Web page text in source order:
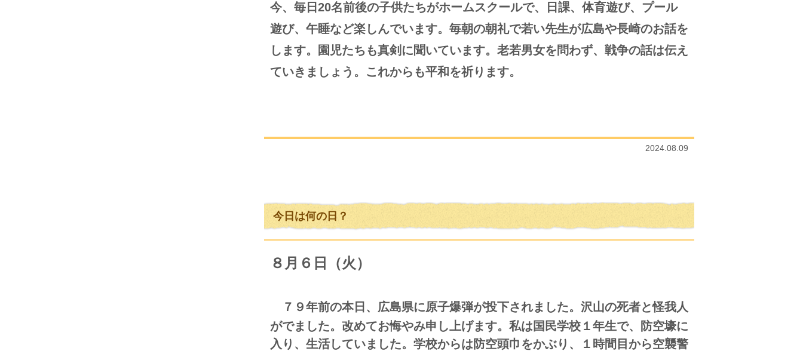
今、毎日20名前後の子供たちがホームスクールで、日課、体育遊び、プール
遊び、午睡など楽しんでいます。毎朝の朝礼で若い先生が広島や長崎のお話を
します。園児たちも真剣に聞いています。老若男女を問わず、戦争の話は伝え
ていきましょう。これからも平和を祈ります。
2024.08.09
今日は何の日？
８月６日（火）
７９年前の本日、 広島県に原子爆弾が投下されました。沢山の死者と怪我人
がでました。改めてお悔やみ申し上げます。私は国民学校１年生で、防空壕に
入り、生活していました。学校からは防空頭巾をかぶり、１時間目から空襲警